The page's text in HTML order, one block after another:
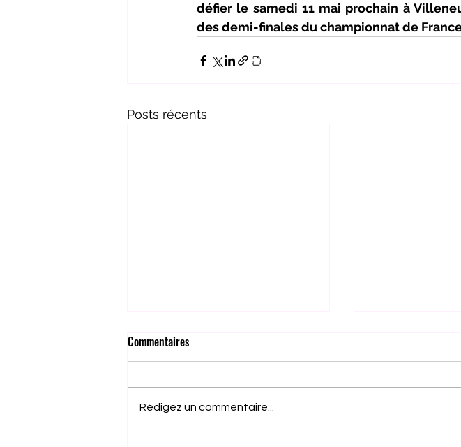
défier le samedi 11 mai prochain à
des demi-finales du championnat de
Posts récents
Commentaires
Rédigez un commentaire...